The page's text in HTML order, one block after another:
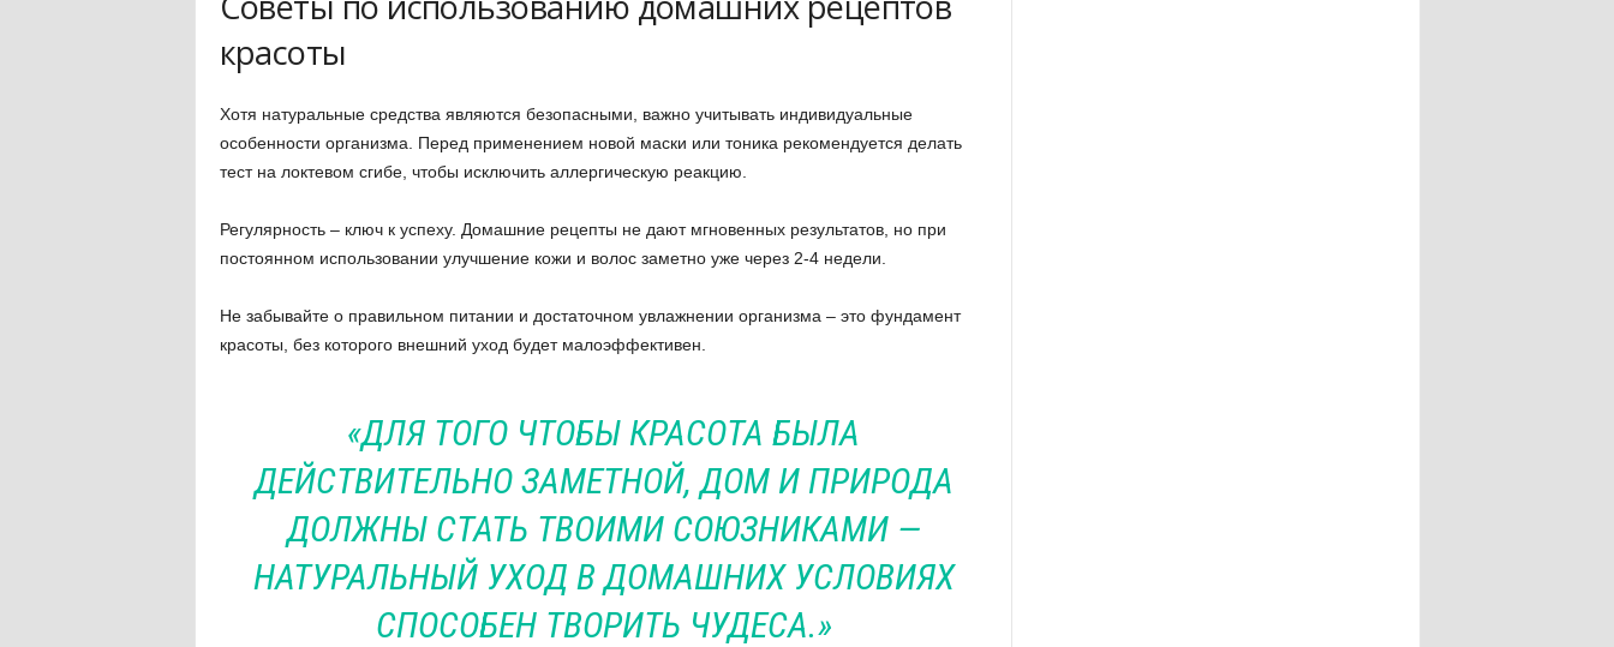
красоты
Хотя натуральные средства являются безопасными, важно учитывать индивидуальные
особенности организма. Перед применением новой маски или тоника рекомендуется делать
тест на локтевом сгибе, чтобы исключить аллергическую реакцию.
Регулярность – ключ к успеху. Домашние рецепты не дают мгновенных результатов, но при
постоянном использовании улучшение кожи и волос заметно уже через 2-4 недели.
Не забывайте о правильном питании и достаточном увлажнении организма – это фундамент
красоты, без которого внешний уход будет малоэффективен.
«ДЛЯ ТОГО ЧТОБЫ КРАСОТА БЫЛА
ДЕЙСТВИТЕЛЬНО ЗАМЕТНОЙ, ДОМ И ПРИРОДА
ДОЛЖНЫ СТАТЬ ТВОИМИ СОЮЗНИКАМИ —
НАТУРАЛЬНЫЙ УХОД В ДОМАШНИХ УСЛОВИЯХ
СПОСОБЕН ТВОРИТЬ ЧУДЕСА.»